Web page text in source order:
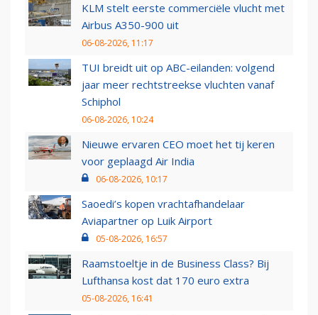
KLM stelt eerste commerciële vlucht met
Airbus A350-900 uit
06-08-2026, 11:17
TUI breidt uit op ABC-eilanden: volgend
jaar meer rechtstreekse vluchten vanaf
Schiphol
06-08-2026, 10:24
Nieuwe ervaren CEO moet het tij keren
voor geplaagd Air India
06-08-2026, 10:17
Saoedi’s kopen vrachtafhandelaar
Aviapartner op Luik Airport
05-08-2026, 16:57
Raamstoeltje in de Business Class? Bij
Lufthansa kost dat 170 euro extra
05-08-2026, 16:41